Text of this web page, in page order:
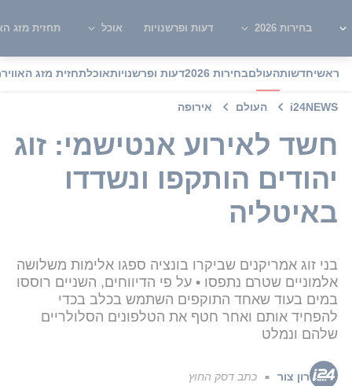
בחירות 2026 דעות ופרשנויות אוכל תחזית מזג
ראשיחדשותהעולםבחירות 2026 דעות ופרשנויותאוכלתחזית מזג האוויר
i24NEWS העולם אירופה
חשד לאירוע אנטישמי: זוג
יהודים הותקפו ונשדדו
באיטליה
בני זוג אמריקנים שביקרו בונציה ספגו אלימות משלושה
אלמוניים שטרם נתפסו • על פי הדיווחים, השניים רוססו
במים בעוד שאחד התוקפים השתמש בכלב בכדי
להפחיד אותם ואחר חטף את הטלפונים הסלולריים
שלהם ונמלט
רון צור ■ כתב דסק החוץ